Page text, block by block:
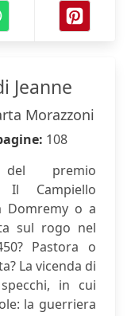
Jeanne
Morazzoni
108
del premio
Il Campiello
Domremy o a
sul rogo nel
Pastora o
La vicenda di
in cui
la guerriera